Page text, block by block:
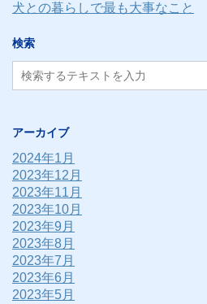
犬との暮らしで最も大事なこと
検索
アーカイブ
2024年1月
2023年12月
2023年11月
2023年10月
2023年9月
2023年8月
2023年7月
2023年6月
2023年5月